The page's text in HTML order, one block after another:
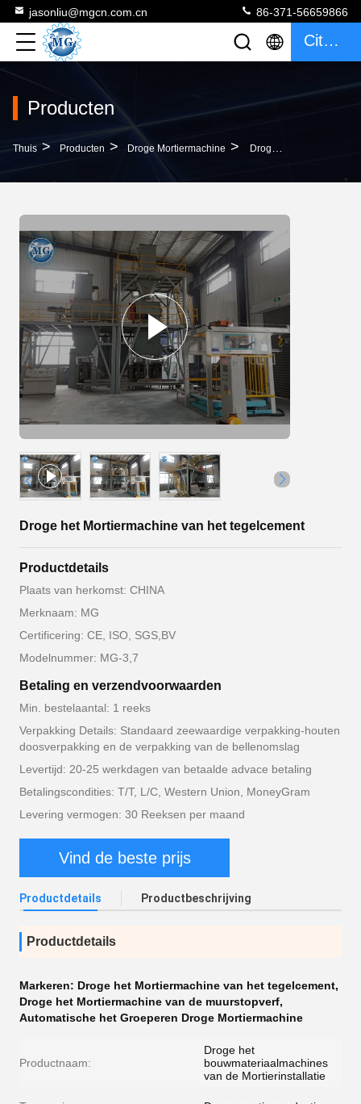
jasonliu@mgcn.com.cn 86-371-56659866
Citaat
Producten
Thuis > Producten > Droge Mortiermachine > Droge Het Mortiermachine Van Het Tegelcement
Droge het Mortiermachine van het tegelcement
Productdetails
Plaats van herkomst: CHINA
Merknaam: MG
Certificering: CE, ISO, SGS,BV
Modelnummer: MG-3,7
Betaling en verzendvoorwaarden
Min. bestelaantal: 1 reeks
Verpakking Details: Standaard zeewaardige verpakking-houten
doosverpakking en de verpakking van de bellenomslag
Levertijd: 20-25 werkdagen van betaalde advace betaling
Betalingscondities: T/T, L/C, Western Union, MoneyGram
Levering vermogen: 30 Reeksen per maand
Vind de beste prijs
Productdetails Productbeschrijving
Productdetails
Markeren: Droge het Mortiermachine van het tegelcement,
Droge het Mortiermachine van de muurstopverf,
Automatische het Groeperen Droge Mortiermachine
Productnaam:
Droge het
bouwmateriaalmachines
van de Mortierinstallatie